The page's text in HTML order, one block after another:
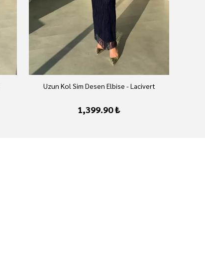
Uzun Kol Sim Desen Elbise - Lacivert
1,399.90 ₺